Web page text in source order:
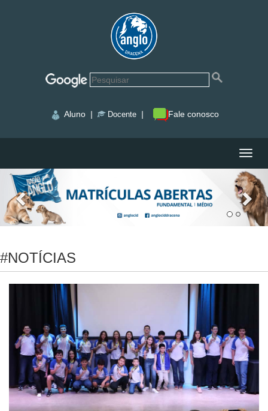
Aluno | Docente | Fale conosco
#NOTÍCIAS